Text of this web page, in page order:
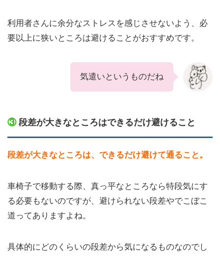
利用者さんに余分なストレスを感じさせないよう、必
要以上に狭いところは避けることがおすすめです。
気遣いというものだね
③段差が大きなところはできるだけ避けること
段差が大きなところは、できるだけ避けて通ること。
車椅子で移動する際、真っ平なところなら特段気にす
る必要もないのですが、避けられない段差やでこぼこ
道ってありますよね。
具体的にどのくらいの段差から気になるものなのでし